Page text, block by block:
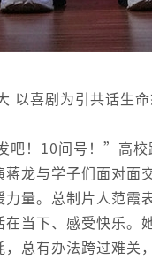
以喜剧为引共话生
吧！10间号！”高
龙与学子们面对
量。总制片人范
当下、感受快乐
总有办法跨过难